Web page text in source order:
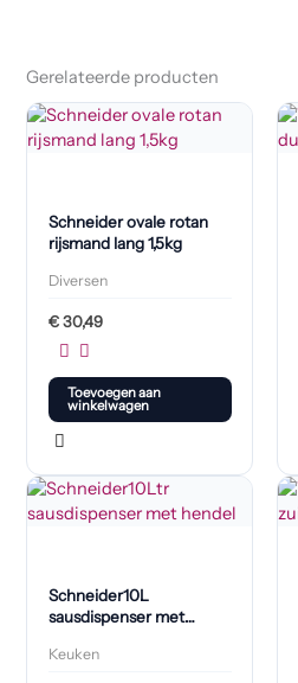
Gerelateerde producten
Schneider ovale rotan
rijsmand lang 1,5kg
Diversen
€30,49
Toevoegen aan
winkelwagen
Schneider10L
sausdispenser met
Keuken